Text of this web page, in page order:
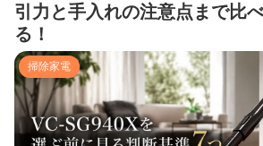
引力と手入れの注意点まで比
る！
掃除家電